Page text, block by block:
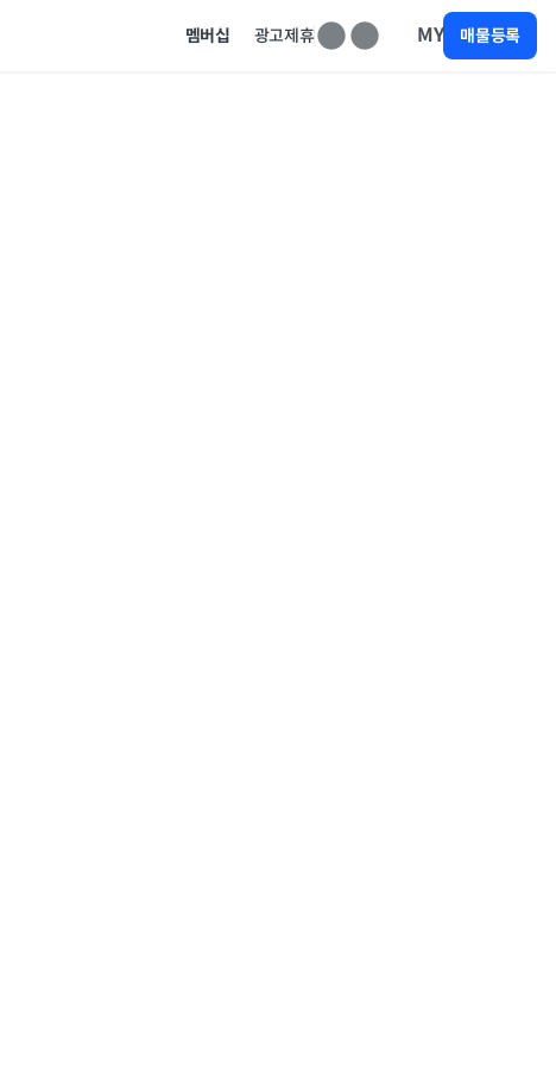
멤버십 광고제휴 MY 매물등록